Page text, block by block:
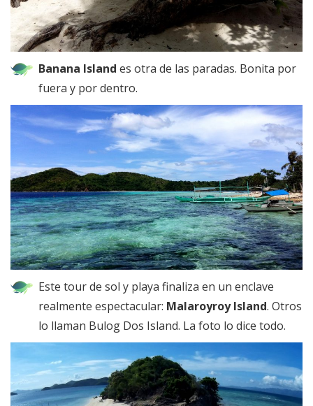
Banana Island es otra de las paradas. Bonita por
fuera y por dentro.
Este tour de sol y playa finaliza en un enclave
realmente espectacular: Malaroyroy Island. Otros
lo llaman Bulog Dos Island. La foto lo dice todo.